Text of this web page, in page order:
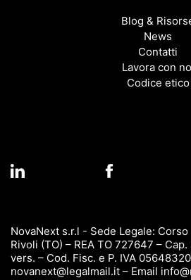
Blog &
News
Contatti
Lavora con
Codice etico
NovaNext s.r.l - Sede Legale:
Rivoli (TO) – REA TO 727647 –
vers. – Cod. Fisc. e P. IVA
novanext@legalmail.it – Email